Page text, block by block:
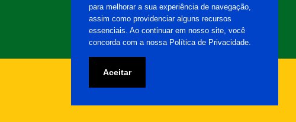
para melhorar a sua experiência de navegação,
assim como providenciar alguns recursos
essenciais. Ao continuar em nosso site, você
concorda com a nossa Política de Privacidade.
Aceitar